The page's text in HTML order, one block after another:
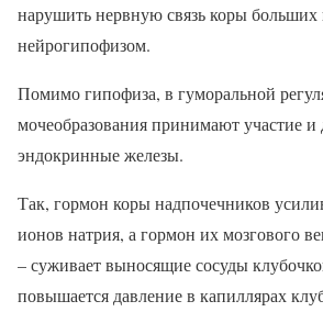
нарушить нервную связь коры
нейрогипофизом.
Помимо гипофиза, в гуморальной
мочеобразования принимают участие и
эндокринные железы.
Так, гормон коры надпочечников
ионов натрия, а гормон их мозгового
– суживает выносящие сосуды
повышается давление в капиллярах